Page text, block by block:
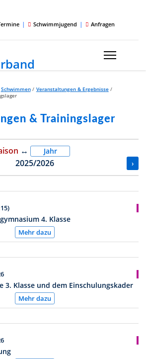
| Schwimmjugend | Anfragen
Schwimmen / Veranstaltungen & Ergebnisse /
& Trainingslager
↔ Jahr
2025/2026 ›
4. Klasse
Mehr dazu
3. Klasse und dem Einschulungskader
Mehr dazu